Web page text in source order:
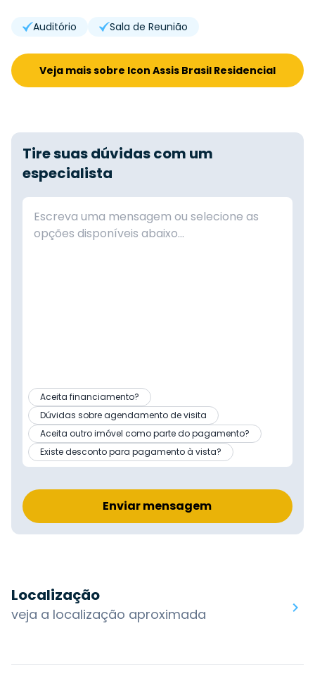
Auditório Sala de Reunião
Veja mais sobre Icon Assis Brasil Residencial
Tire suas dúvidas com um
especialista
Aceita financiamento?
Dúvidas sobre agendamento de visita
Aceita outro imóvel como parte do pagamento?
Existe desconto para pagamento à vista?
Enviar mensagem
Localização
veja a localização aproximada